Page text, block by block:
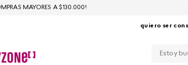
quiero ser
MAYORES A $130.000!